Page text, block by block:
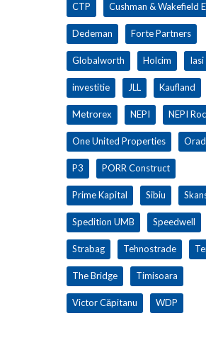
CTP Cushman & Wakefield
Dedeman Forte Partners
Globalworth Holcim Iasi
investitie JLL Kaufland
Metrorex NEPI NEPI
One United Properties
P3 PORR Construct
Prime Kapital Sibiu
Spedition UMB Speedwell
Strabag Tehnostrade
The Bridge Timisoara
Victor Căpitanu WDP